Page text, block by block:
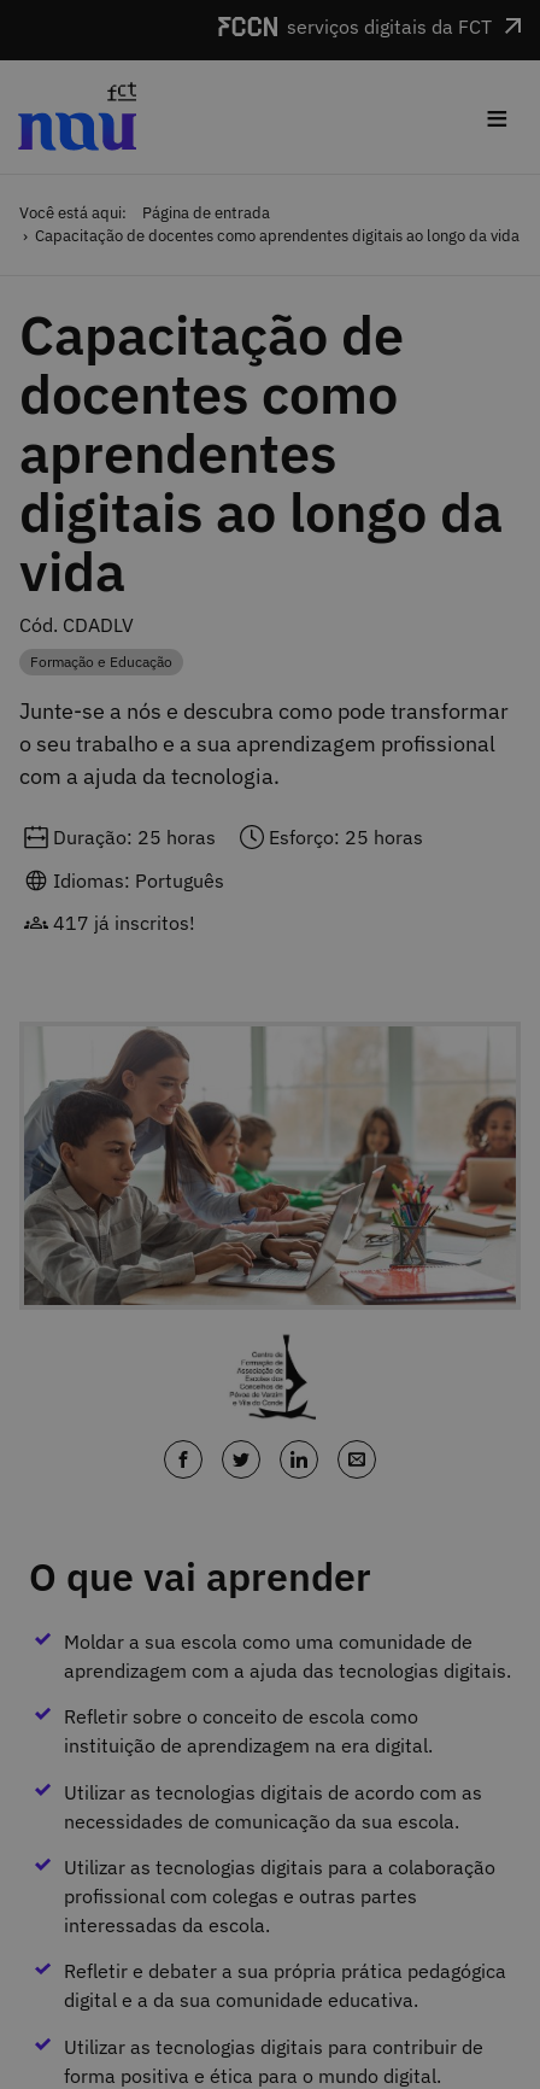
serviços digitais da FCT
≡
Você está aqui:
Página de entrada
Capacitação de docentes como aprendentes digitais ao longo da vida
Capacitação de
docentes como
aprendentes
digitais ao longo da
vida
Cód. CDADLV
Categoria
Formação e Educação
Junte-se a nós e descubra como pode transformar
o seu trabalho e a sua aprendizagem profissional
com a ajuda da tecnologia.
Duração: 25 horas
Esforço: 25 horas
Idiomas: Português
417 já inscritos!
O que vai aprender
Moldar a sua escola como uma comunidade de
aprendizagem com a ajuda das tecnologias digitais.
Refletir sobre o conceito de escola como
instituição de aprendizagem na era digital.
Utilizar as tecnologias digitais de acordo com as
necessidades de comunicação da sua escola.
Utilizar as tecnologias digitais para a colaboração
profissional com colegas e outras partes
interessadas da escola.
Refletir e debater a sua própria prática pedagógica
digital e a da sua comunidade educativa.
Utilizar as tecnologias digitais para contribuir de
forma positiva e ética para o mundo digital.